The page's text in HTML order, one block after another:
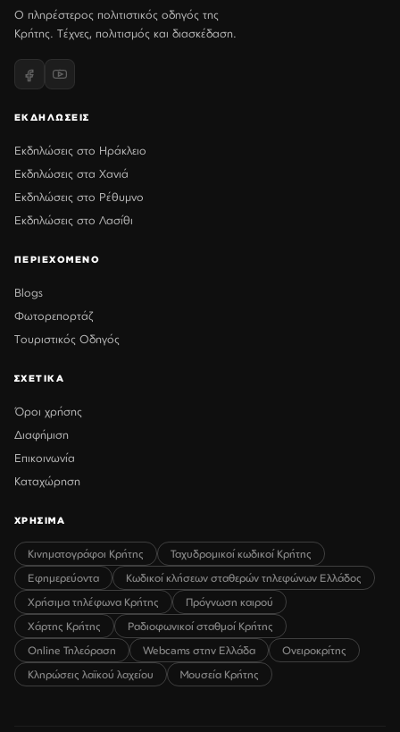
Ο πληρέστερος πολιτιστικός οδηγός της
Κρήτης. Τέχνες, πολιτισμός και διασκέδαση.
ΕΚΔΗΛΩΣΕΙΣ
Εκδηλώσεις στο Ηράκλειο
Εκδηλώσεις στα Χανιά
Εκδηλώσεις στο Ρέθυμνο
Εκδηλώσεις στο Λασίθι
ΠΕΡΙΕΧΟΜΕΝΟ
Blogs
Φωτορεπορτάζ
Τουριστικός Οδηγός
ΣΧΕΤΙΚΑ
Όροι χρήσης
Διαφήμιση
Επικοινωνία
Καταχώρηση
ΧΡΗΣΙΜΑ
Κινηματογράφοι Κρήτης
Ταχυδρομικοί κωδικοί Κρήτης
Εφημερεύοντα
Κωδικοί κλήσεων σταθερών τηλεφώνων Ελλάδος
Χρήσιμα τηλέφωνα Κρήτης
Πρόγνωση καιρού
Χάρτης Κρήτης
Ραδιοφωνικοί σταθμοί Κρήτης
Online Τηλεόραση
Webcams στην Ελλάδα
Ονειροκρίτης
Κληρώσεις λαϊκού λαχείου
Μουσεία Κρήτης